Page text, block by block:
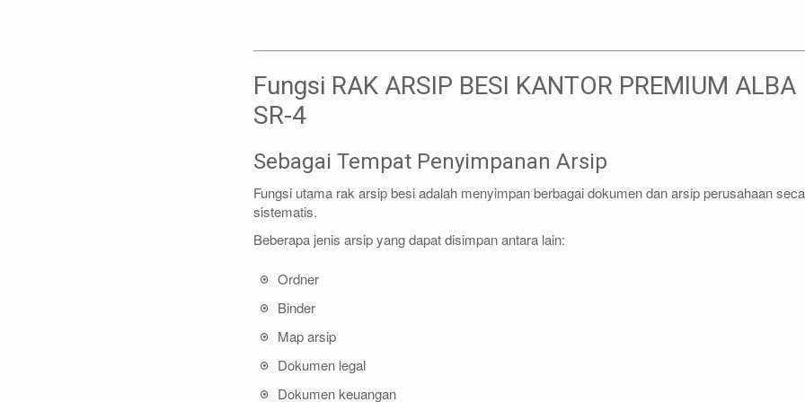
Fungsi RAK ARSIP BESI KANTOR PREMIUM ALBA
SR-4
Sebagai Tempat Penyimpanan Arsip
Fungsi utama rak arsip besi adalah menyimpan berbagai dokumen dan arsip perusahaan
sistematis.
Beberapa jenis arsip yang dapat disimpan antara lain:
Ordner
Binder
Map arsip
Dokumen legal
Dokumen keuangan